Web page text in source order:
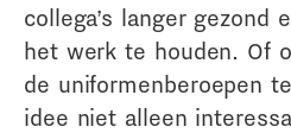
collega’s langer gezond
het werk te houden. Of
de uniformenberoepen
idee niet alleen